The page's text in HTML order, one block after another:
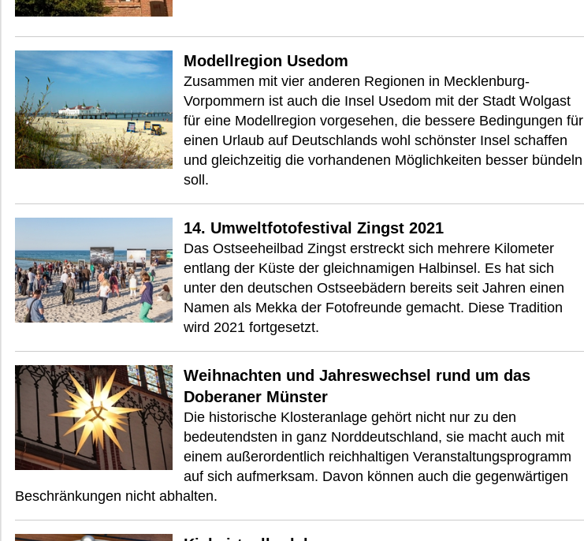
Modellregion Usedom
Zusammen mit vier anderen Regionen in Mecklenburg-
Vorpommern ist auch die Insel Usedom mit der Stadt Wolgast
für eine Modellregion vorgesehen, die bessere Bedingungen für
einen Urlaub auf Deutschlands wohl schönster Insel schaffen
und gleichzeitig die vorhandenen Möglichkeiten besser bündeln
soll.
14. Umweltfotofestival Zingst 2021
Das Ostseeheilbad Zingst erstreckt sich mehrere Kilometer
entlang der Küste der gleichnamigen Halbinsel. Es hat sich
unter den deutschen Ostseebädern bereits seit Jahren einen
Namen als Mekka der Fotofreunde gemacht. Diese Tradition
wird 2021 fortgesetzt.
Weihnachten und Jahreswechsel rund um das
Doberaner Münster
Die historische Klosteranlage gehört nicht nur zu den
bedeutendsten in ganz Norddeutschland, sie macht auch mit
einem außerordentlich reichhaltigen Veranstaltungsprogramm
auf sich aufmerksam. Davon können auch die gegenwärtigen
Beschränkungen nicht abhalten.